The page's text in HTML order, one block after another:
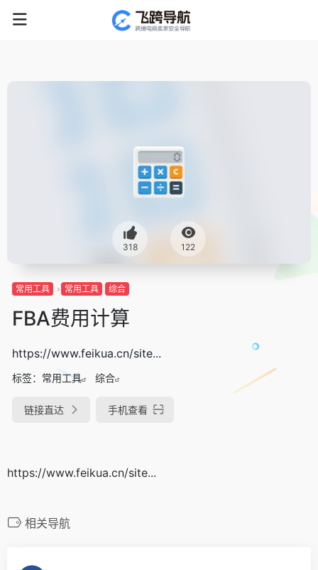
318 122
常用工具 常用工具 综合
FBA费用计算
https://www.feikua.cn/site...
标签： 常用工具 综合
链接直达 手机查看
https://www.feikua.cn/site...
相关导航